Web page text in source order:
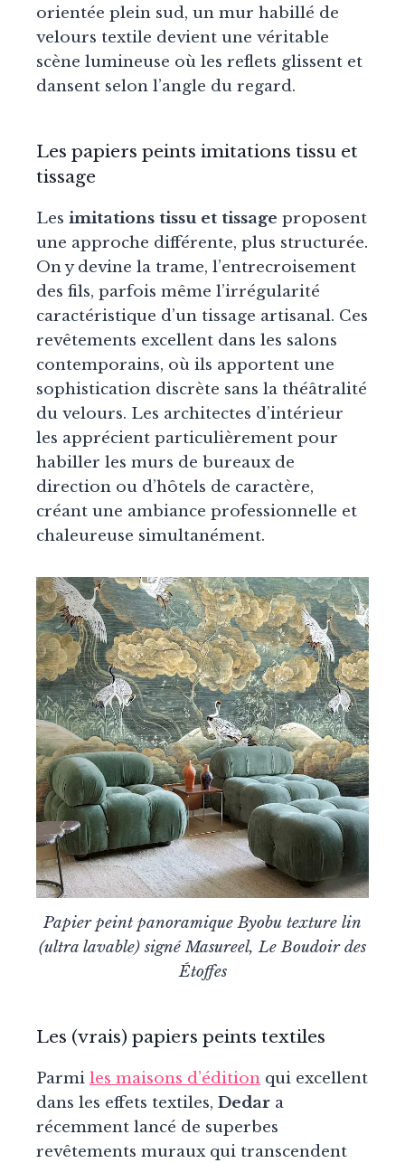
orientée plein sud, un mur habillé de
velours textile devient une véritable
scène lumineuse où les reflets glissent et
dansent selon l’angle du regard.
Les papiers peints imitations tissu et
tissage
Les imitations tissu et tissage proposent
une approche différente, plus structurée.
On y devine la trame, l’entrecroisement
des fils, parfois même l’irrégularité
caractéristique d’un tissage artisanal. Ces
revêtements excellent dans les salons
contemporains, où ils apportent une
sophistication discrète sans la théâtralité
du velours. Les architectes d’intérieur
les apprécient particulièrement pour
habiller les murs de bureaux de
direction ou d’hôtels de caractère,
créant une ambiance professionnelle et
chaleureuse simultanément.
Papier peint panoramique Byobu texture lin
(ultra lavable) signé Masureel, Le Boudoir des
Étoffes
Les (vrais) papiers peints textiles
Parmi les maisons d’édition qui excellent
dans les effets textiles, Dedar a
récemment lancé de superbes
revêtements muraux qui transcendent